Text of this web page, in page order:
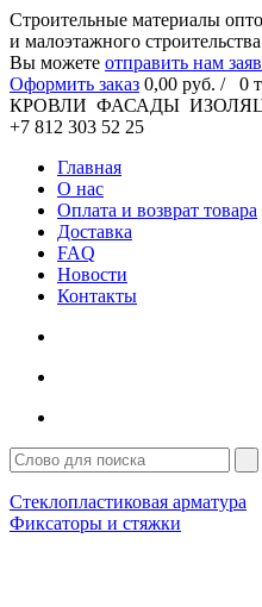
Cтроительные материалы
и малоэтажного
Вы можете отправить нам
Оформить заказ 0,00 руб. / 0
КРОВЛИ ФАСАДЫ
+7 812 303 52 25
Главная
О нас
Оплата и возврат товара
Доставка
FAQ
Новости
Контакты
Стеклопластиковая арматура
Фиксаторы и стяжки